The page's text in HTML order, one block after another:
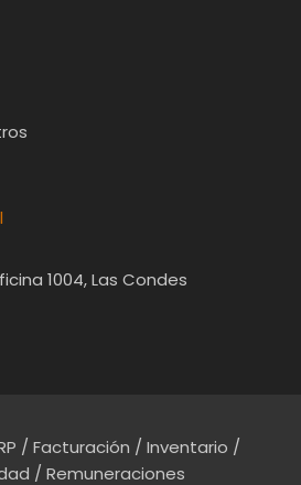
1004, Las Condes
/ Facturación / Inventario /
/ Remuneraciones